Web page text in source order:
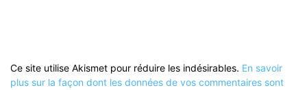
Ce site utilise Akismet pour réduire les indésirables. En savoir
plus sur la façon dont les données de vos commentaires sont